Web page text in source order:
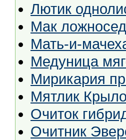
Лютик
Мак
Мать-и-
Медуница
Мирикария
Мятлик
Очиток
Очитник